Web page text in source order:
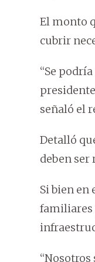
El monto
cubrir
“Se
señaló el
Detalló
deben ser
Si bien en
familiares